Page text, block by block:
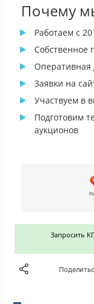
Почему
Работаем с
Собственное
Оперативная
Заявки на
Участвуем в
Подготовим
аукционов
Запросить